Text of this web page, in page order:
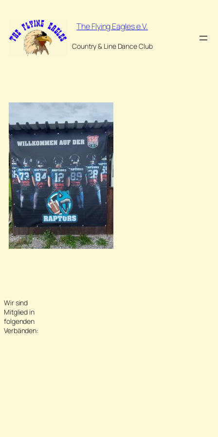
Inhalt
springen
The Flying Eagles e.V.
Country & Line Dance Club
Wir sind
Mitglied in
folgenden
Verbänden: